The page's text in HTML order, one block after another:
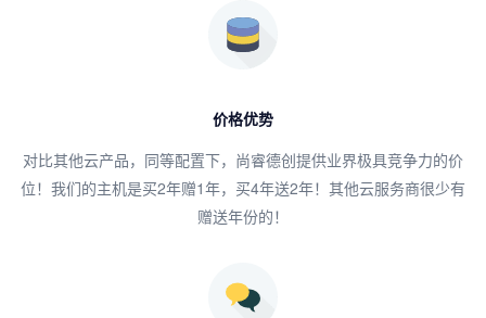
价格优势
对比其他云产品，同等配置下，尚睿德创提供业界极具竞争力的价
位！我们的主机是买2年赠1年，买4年送2年！其他云服务商很少有
赠送年份的！